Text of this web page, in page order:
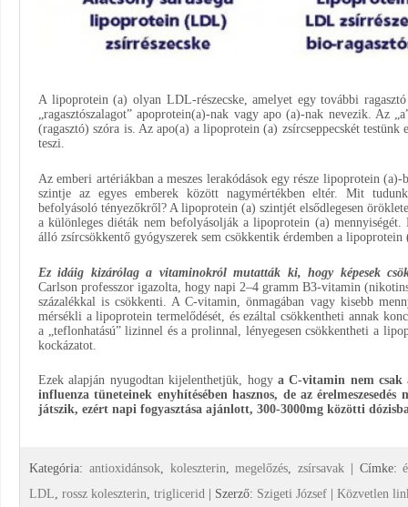
A lipoprotein (a) olyan LDL-részecske, amelyet egy további
„ragasztószalagot” apoprotein(a)-nak vagy apo (a)-nak nevezik. Az
(ragasztó) szóra is. Az apo(a) a lipoprotein (a) zsírcseppecskét testünk
teszi.
Az emberi artériákban a meszes lerakódások egy része lipoprotein
szintje az egyes emberek között nagymértékben eltér. Mit
befolyásoló tényezőkről? A lipoprotein (a) szintjét elsődlegesen
a különleges diéták nem befolyásolják a lipoprotein (a) mennyiségét.
álló zsírcsökkentő gyógyszerek sem csökkentik érdemben a
Ez idáig kizárólag a vitaminokról mutatták ki, hogy képesek
Carlson professzor igazolta, hogy napi 2–4 gramm B3-vitamin
százalékkal is csökkenti. A C-vitamin, önmagában vagy kisebb
mérsékli a lipoprotein termelődését, és ezáltal csökkentheti annak
a „teflonhatású” lizinnel és a prolinnal, lényegesen csökkentheti a
kockázatot.
Ezek alapján nyugodtan kijelenthetjük, hogy a C-vitamin nem csak
influenza tüneteinek enyhítésében hasznos, de az érelmeszesedés
játszik, ezért napi fogyasztása ajánlott, 300-3000mg közötti
Kategória: antioxidánsok, koleszterin,megelőzés,zsírsavak | Címke:
LDL, rossz koleszterin, triglicerid | Szerző: Szigeti József Közvetlen